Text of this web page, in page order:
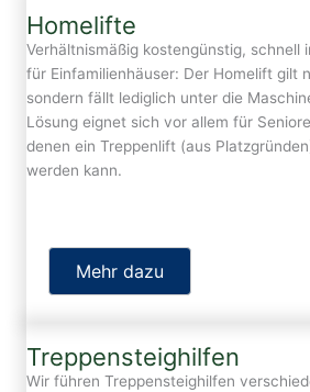
Homelifte
Verhältnismäßig kostengünstig, schnell
für Einfamilienhäuser: Der Homelift gilt
sondern fällt lediglich unter die
Lösung eignet sich vor allem für
denen ein Treppenlift (aus
werden kann.
Mehr dazu
Treppensteighilfen
Wir führen Treppensteighilfen